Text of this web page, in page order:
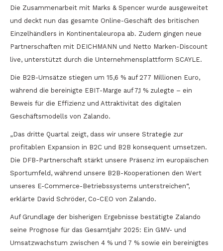
Die Zusammenarbeit mit Marks & Spencer wurde ausgeweitet
und deckt nun das gesamte Online-Geschäft des britischen
Einzelhändlers in Kontinentaleuropa ab. Zudem gingen neue
Partnerschaften mit DEICHMANN und Netto Marken-Discount
live, unterstützt durch die Unternehmensplattform SCAYLE.
Die B2B-Umsätze stiegen um 15,6 % auf 277 Millionen Euro,
während die bereinigte EBIT-Marge auf 7,1 % zulegte – ein
Beweis für die Effizienz und Attraktivität des digitalen
Geschäftsmodells von Zalando.
„Das dritte Quartal zeigt, dass wir unsere Strategie zur
profitablen Expansion in B2C und B2B konsequent umsetzen.
Die DFB-Partnerschaft stärkt unsere Präsenz im europäischen
Sportumfeld, während unsere B2B-Kooperationen den Wert
unseres E-Commerce-Betriebssystems unterstreichen“,
erklärte David Schröder, Co-CEO von Zalando.
Auf Grundlage der bisherigen Ergebnisse bestätigte Zalando
seine Prognose für das Gesamtjahr 2025: Ein GMV- und
Umsatzwachstum zwischen 4 % und 7 % sowie ein bereinigtes